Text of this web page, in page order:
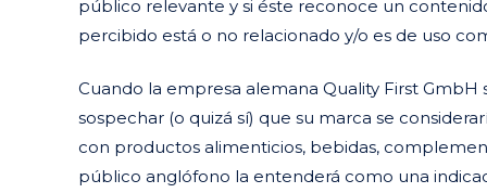
público relevante y si éste reconoce un
percibido está o no relacionado y/o es de uso
Cuando la empresa alemana Quality First
sospechar (o quizá sí) que su marca se
con productos alimenticios, bebidas,
público anglófono la entenderá como una